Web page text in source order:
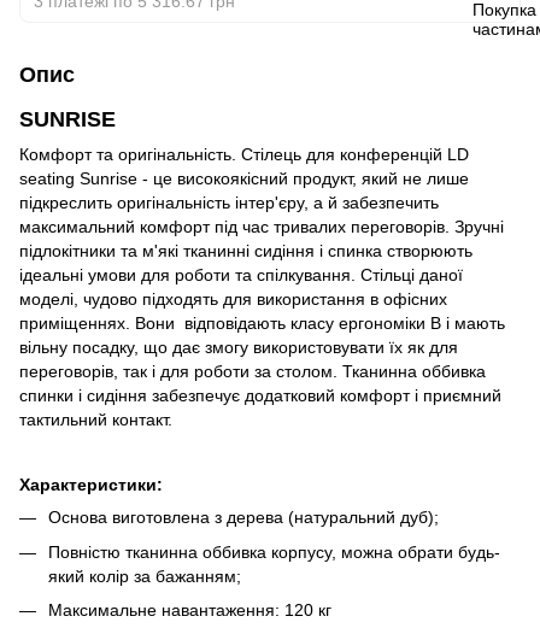
Опис
SUNRISE
Комфорт та оригінальність. Стілець для конференцій LD
seating Sunrise - це високоякісний продукт, який не лише
підкреслить оригінальність інтер'єру, а й забезпечить
максимальний комфорт під час тривалих переговорів. Зручні
підлокітники та м'які тканинні сидіння і спинка створюють
ідеальні умови для роботи та спілкування. Стільці даної
моделі, чудово підходять для використання в офісних
приміщеннях. Вони відповідають класу ергономіки B і мають
вільну посадку, що дає змогу використовувати їх як для
переговорів, так і для роботи за столом. Тканинна оббивка
спинки і сидіння забезпечує додатковий комфорт і приємний
тактильний контакт.
Характеристики:
Основа виготовлена з дерева (натуральний дуб);
Повністю тканинна оббивка корпусу, можна обрати будь-
який колір за бажанням;
Максимальне навантаження: 120 кг